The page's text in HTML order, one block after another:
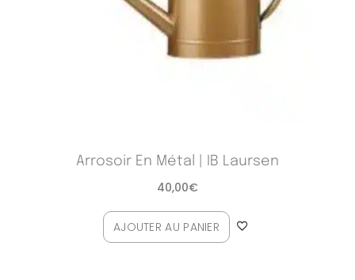
Arrosoir En Métal | IB Laursen
40,00€
AJOUTER AU PANIER